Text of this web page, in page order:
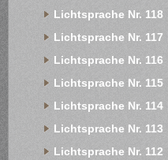
Lichtsprache Nr. 118
Lichtsprache Nr. 117
Lichtsprache Nr. 116
Lichtsprache Nr. 115
Lichtsprache Nr. 114
Lichtsprache Nr. 113
Lichtsprache Nr. 112